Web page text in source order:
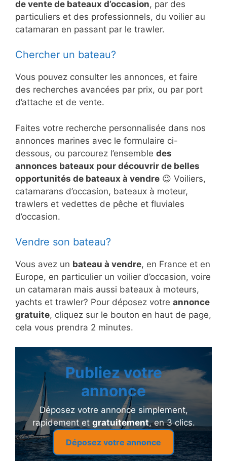
de vente de bateaux d’occasion, par des
particuliers et des professionnels, du voilier au
catamaran en passant par le trawler.
Chercher un bateau?
Vous pouvez consulter les annonces, et faire
des recherches avancées par prix, ou par port
d’attache et de vente.
Faites votre recherche personnalisée dans nos
annonces marines avec le formulaire ci-
dessous, ou parcourez l’ensemble des
annonces bateaux pour découvrir de belles
opportunités de bateaux à vendre 😉 Voiliers,
catamarans d’occasion, bateaux à moteur,
trawlers et vedettes de pêche et fluviales
d’occasion.
Vendre son bateau?
Vous avez un bateau à vendre, en France et en
Europe, en particulier un voilier d’occasion, voire
un catamaran mais aussi bateaux à moteurs,
yachts et trawler? Pour déposez votre annonce
gratuite, cliquez sur le bouton en haut de page,
cela vous prendra 2 minutes.
Publiez votre
annonce
Déposez votre annonce simplement,
rapidement et gratuitement, en 3 clics.
Déposez votre annonce